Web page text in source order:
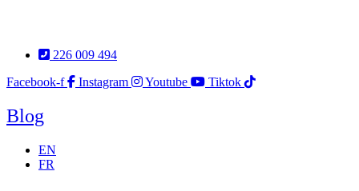
conteúdo 226 009 494
Facebook-f
Instagram Youtube Tiktok
Blog
EN
FR